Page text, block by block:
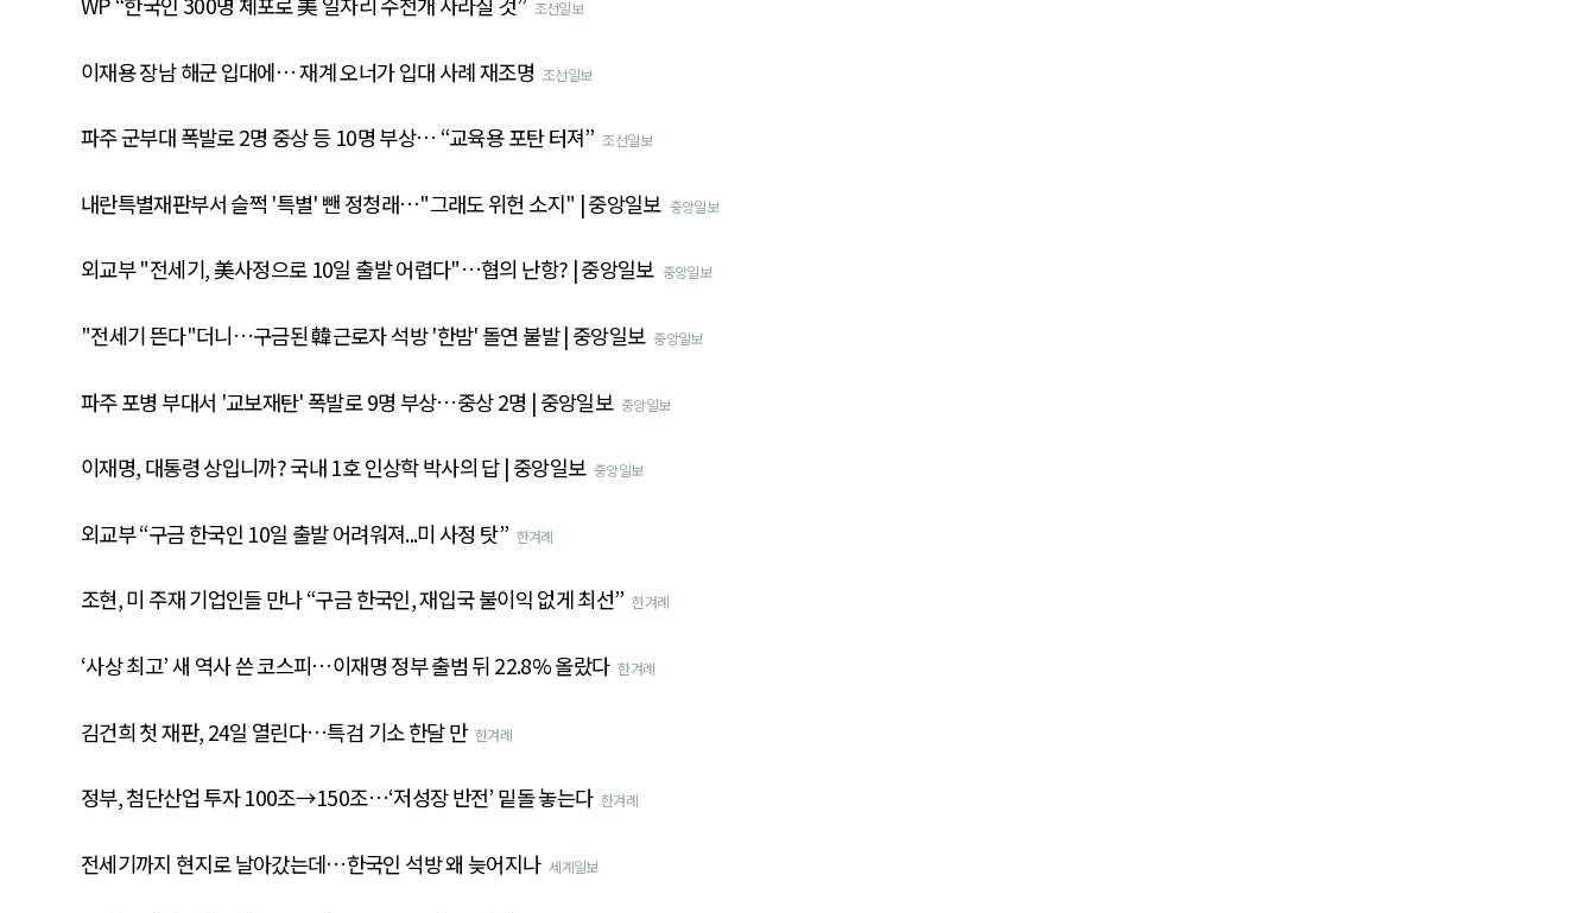
조선일보
이재용 장남 해군 입대에… 재계 오너가 입대 사례 재조명 조선일보
파주 군부대 폭발로 2명 중상 등 10명 부상… “교육용 포탄 터져” 조선일보
내란특별재판부서 슬쩍 '특별' 뺀 정청래…"그래도 위헌 소지" | 중앙일보 중앙일보
외교부 "전세기, 美사정으로 10일 출발 어렵다"…협의 난항? | 중앙일보 중앙일보
"전세기 뜬다"더니…구금된 韓근로자 석방 '한밤' 돌연 불발 | 중앙일보 중앙일보
파주 포병 부대서 '교보재탄' 폭발로 9명 부상…중상 2명 | 중앙일보 중앙일보
이재명, 대통령 상입니까? 국내 1호 인상학 박사의 답 | 중앙일보 중앙일보
외교부 “구금 한국인 10일 출발 어려워져...미 사정 탓” 한겨례
조현, 미 주재 기업인들 만나 “구금 한국인, 재입국 불이익 없게 최선” 한겨례
‘사상 최고’ 새 역사 쓴 코스피…이재명 정부 출범 뒤 22.8% 올랐다 한겨례
김건희 첫 재판, 24일 열린다…특검 기소 한달 만 한겨례
정부, 첨단산업 투자 100조→150조…‘저성장 반전’ 밑돌 놓는다 한겨례
전세기까지 현지로 날아갔는데…한국인 석방 왜 늦어지나 세계일보